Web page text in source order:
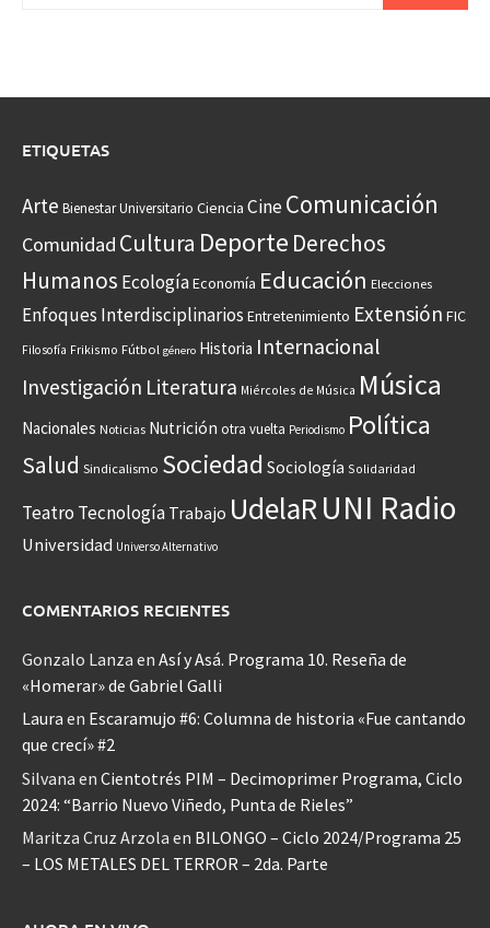
ETIQUETAS
Arte Bienestar Universitario Ciencia CineComunicación
Comunidad Cultura Deporte Derechos
Humanos EcologíaEconomía Educación Elecciones
Enfoques Interdisciplinarios Entretenimiento Extensión FIC
Filosofía Frikismo Fútbol género Historia Internacional
Investigación Literatura Miércoles de Música Música
Nacionales Noticias Nutrición otra vuelta Periodismo Política
Salud Sindicalismo Sociedad Sociología Solidaridad
Teatro Tecnología Trabajo UdelaRUNI Radio
Universidad Universo Alternativo
COMENTARIOS RECIENTES
Gonzalo Lanza en Así y Asá. Programa 10. Reseña de
«Homerar» de Gabriel Galli
Laura en Escaramujo #6: Columna de historia «Fue cantando
que crecí» #2
Silvana en Cientotrés PIM – Decimoprimer Programa, Ciclo
2024: “Barrio Nuevo Viñedo, Punta de Rieles”
Maritza Cruz Arzola en BILONGO – Ciclo 2024/Programa 25
– LOS METALES DEL TERROR – 2da. Parte